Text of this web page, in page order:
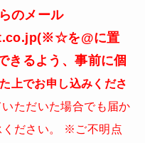
のメール
を@に置
きるよう、事前に個
上でお申し込みくださ
ただいた場合でも届か
ください。 ※ご不明点